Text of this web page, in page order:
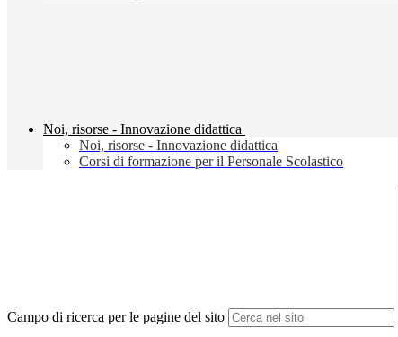
Noi, risorse - Innovazione didattica
Noi, risorse - Innovazione didattica
Corsi di formazione per il Personale Scolastico
Campo di ricerca per le pagine del sito